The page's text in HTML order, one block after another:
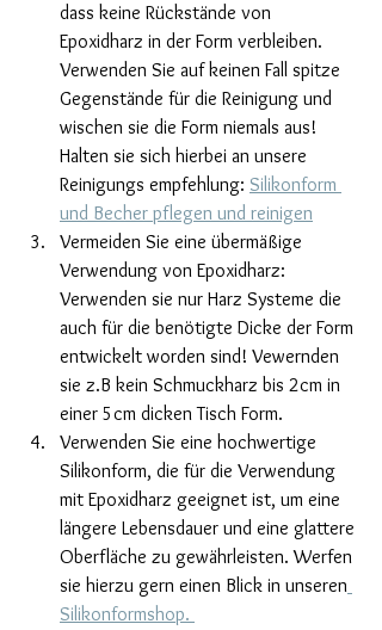
dass keine Rückstände von
Epoxidharz in der Form verbleiben.
Verwenden Sie auf keinen Fall spitze
Gegenstände für die Reinigung und
wischen sie die Form niemals aus!
Halten sie sich hierbei an unsere
Reinigungs empfehlung: Silikonform
und Becher pflegen und reinigen
Vermeiden Sie eine übermäßige
Verwendung von Epoxidharz:
Verwenden sie nur Harz Systeme die
auch für die benötigte Dicke der Form
entwickelt worden sind! Vewernden
sie z.B kein Schmuckharz bis 2cm in
einer 5cm dicken Tisch Form.
Verwenden Sie eine hochwertige
Silikonform, die für die Verwendung
mit Epoxidharz geeignet ist, um eine
längere Lebensdauer und eine glattere
Oberfläche zu gewährleisten. Werfen
sie hierzu gern einen Blick in unseren
Silikonformshop.